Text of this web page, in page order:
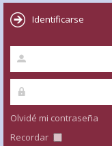
Identificarse
Olvidé mi contraseña
Recordar